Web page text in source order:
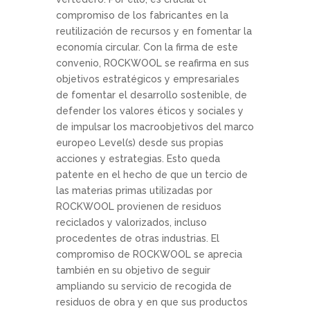
compromiso de los fabricantes en la
reutilización de recursos y en fomentar la
economía circular. Con la firma de este
convenio, ROCKWOOL se reafirma en sus
objetivos estratégicos y empresariales
de fomentar el desarrollo sostenible, de
defender los valores éticos y sociales y
de impulsar los macroobjetivos del marco
europeo Level(s) desde sus propias
acciones y estrategias. Esto queda
patente en el hecho de que un tercio de
las materias primas utilizadas por
ROCKWOOL provienen de residuos
reciclados y valorizados, incluso
procedentes de otras industrias. El
compromiso de ROCKWOOL se aprecia
también en su objetivo de seguir
ampliando su servicio de recogida de
residuos de obra y en que sus productos